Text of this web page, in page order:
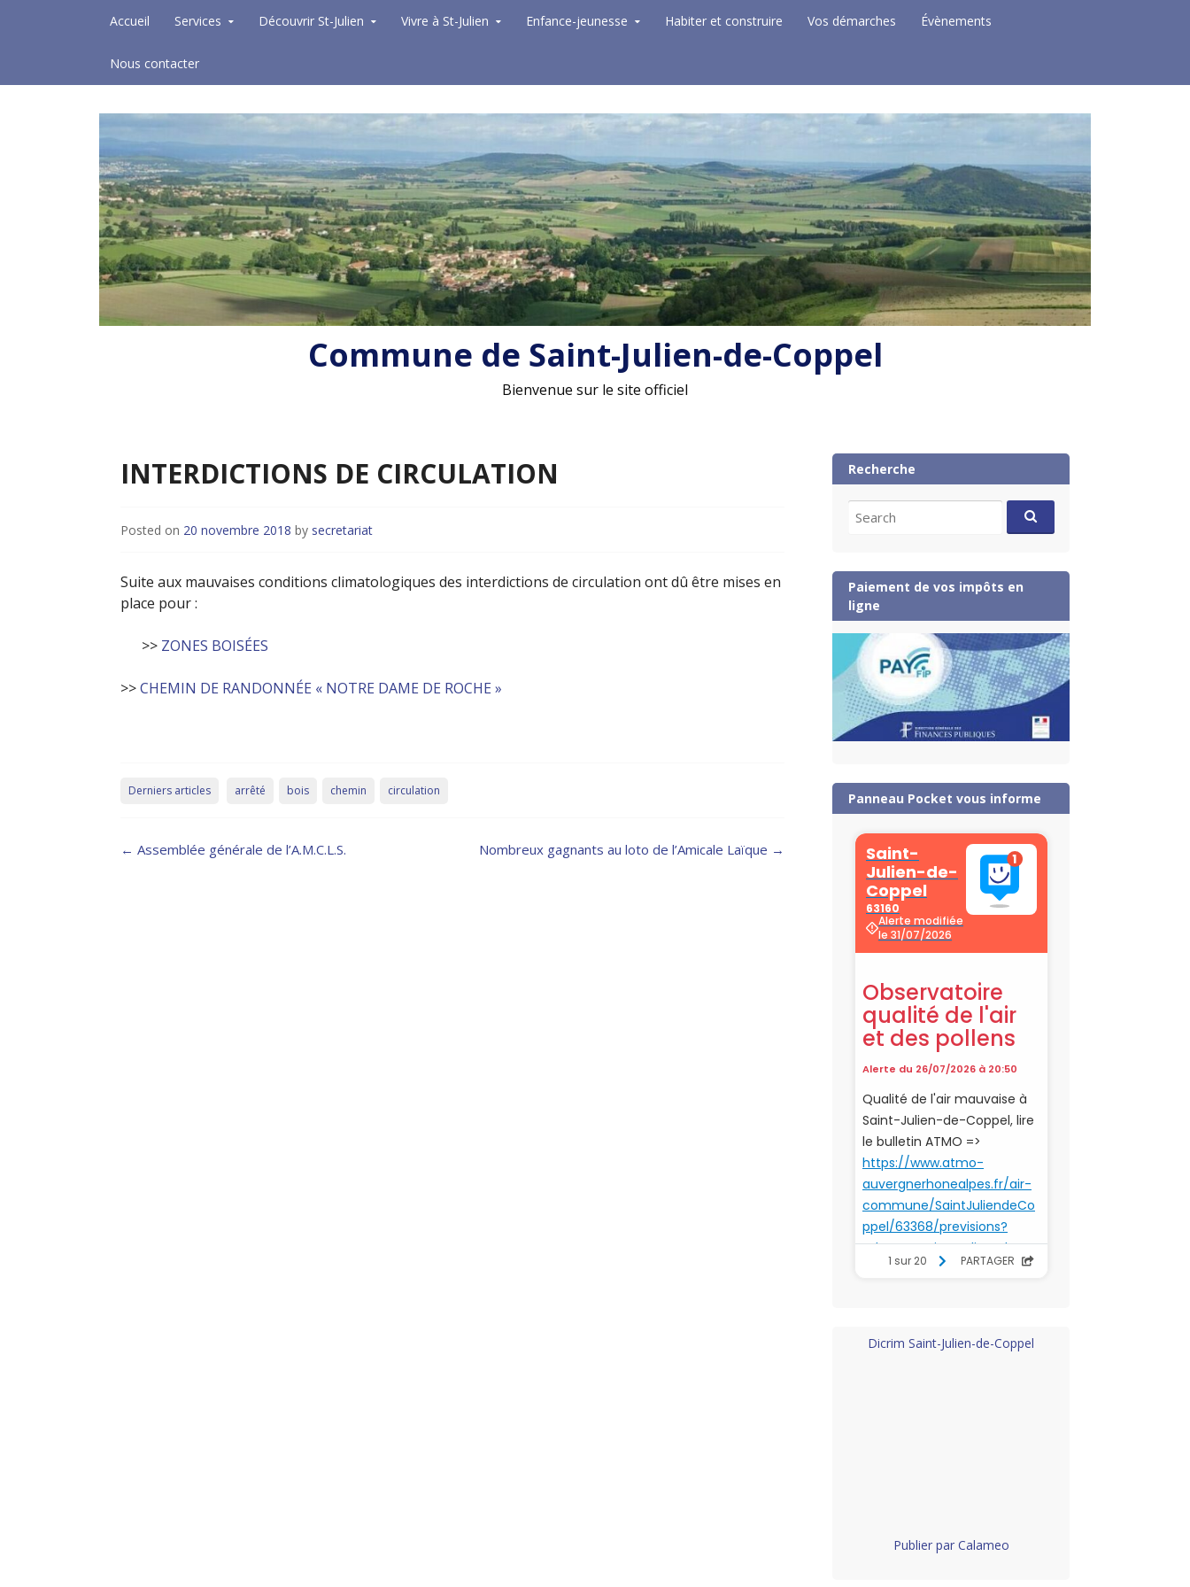
Accueil Services Découvrir St-Julien Vivre à St-Julien Enfance-jeunesse Habiter et construire Vos démarches Évènements
Nous contacter
Commune de Saint-Julien-de-Coppel
Bienvenue sur le site officiel
INTERDICTIONS DE CIRCULATION
Posted on 20 novembre 2018 by secretariat
Suite aux mauvaises conditions climatologiques des interdictions de circulation ont dû être mises en
place pour :
>> ZONES BOISÉES
>>CHEMIN DE RANDONNÉE « NOTRE DAME DE ROCHE »
Derniers articles arrêté bois chemin circulation
Post
← Assemblée générale de l’A.M.C.L.S. Nombreux gagnants au loto de l’Amicale Laïque →
Recherche
for:
Paiement de vos impôts en
ligne
Panneau Pocket vous informe
Dicrim Saint-Julien-de-Coppel
Publier par Calameo